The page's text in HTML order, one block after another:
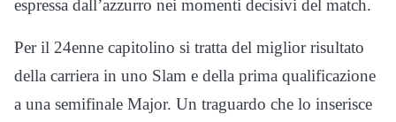
espressa dall’azzurro nei momenti decisivi del match.
Per il 24enne capitolino si tratta del miglior risultato
della carriera in uno Slam e della prima qualificazione
a una semifinale Major. Un traguardo che lo inserisce